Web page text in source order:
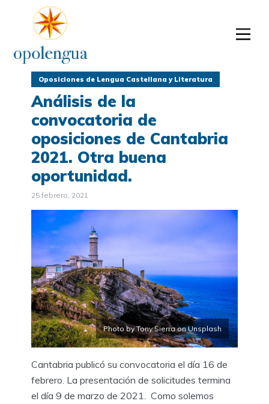
Oposiciones de Lengua Castellana y Literatura
Análisis de la
convocatoria de
oposiciones de Cantabria
2021. Otra buena
oportunidad.
25 febrero, 2021
Photo by Tony Sierra on Unsplash
Cantabria publicó su convocatoria el día 16 de
febrero. La presentación de solicitudes termina
el día 9 de marzo de 2021. Como solemos